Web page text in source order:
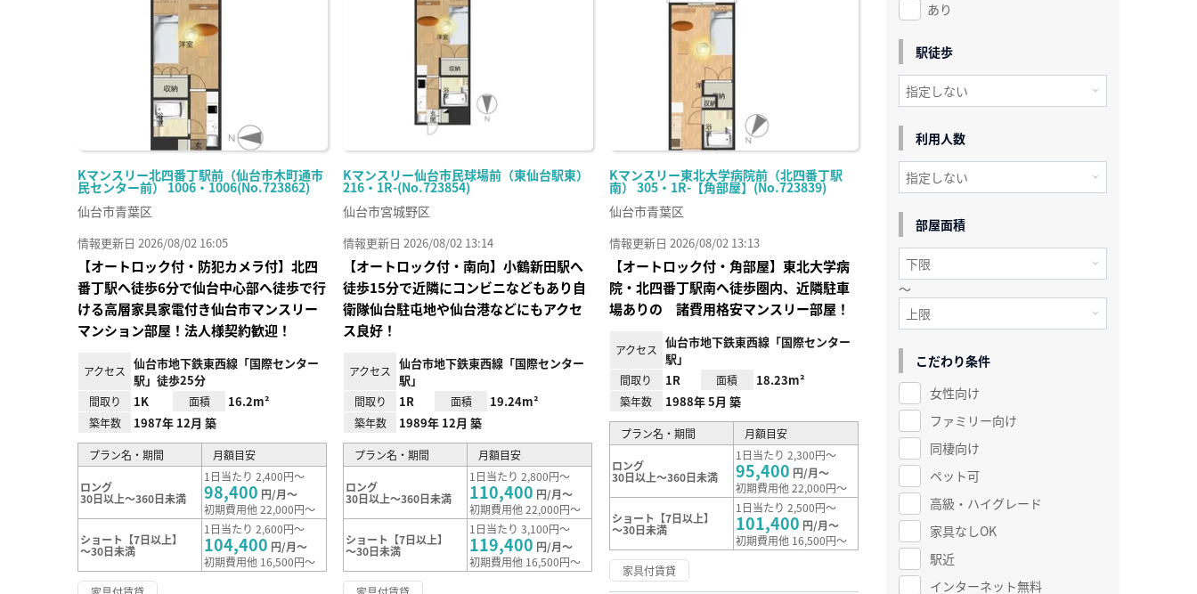
Kマンスリー北四番丁駅前（仙台市木町通市
民センター前） 1006・1006(No.723862)
仙台市青葉区
情報更新日 2026/08/02 16:05
【オートロック付・防犯カメラ付】北四
番丁駅へ徒歩6分で仙台中心部へ徒歩で行
ける高層家具家電付き仙台市マンスリー
マンション部屋！法人様契約歓迎！
アクセス
仙台市地下鉄東西線「国際センター
駅」徒歩25分
間取り 1K 面積 16.2m²
築年数 1987年 12月 築
プラン名・期間 月額目安
ロング
30日以上～360日未満
1日当たり 2,400円～
98,400 円/月～
初期費用他 22,000円～
ショート【7日以上】
～30日未満
1日当たり 2,600円～
104,400 円/月～
初期費用他 16,500円～
Kマンスリー仙台市民球場前（東仙台駅東）
216・1R-(No.723854)
仙台市宮城野区
情報更新日 2026/08/02 13:14
【オートロック付・南向】小鶴新田駅へ
徒歩15分で近隣にコンビニなどもあり自
衛隊仙台駐屯地や仙台港などにもアクセ
ス良好！
アクセス
仙台市地下鉄東西線「国際センター
駅」
間取り 1R 面積 19.24m²
築年数 1989年 12月 築
プラン名・期間 月額目安
ロング
30日以上～360日未満
1日当たり 2,800円～
110,400 円/月～
初期費用他 22,000円～
ショート【7日以上】
～30日未満
1日当たり 3,100円～
119,400 円/月～
初期費用他 16,500円～
Kマンスリー東北大学病院前（北四番丁駅
南） 305・1R-【角部屋】(No.723839)
仙台市青葉区
情報更新日 2026/08/02 13:13
【オートロック付・角部屋】東北大学病
院・北四番丁駅南へ徒歩圏内、近隣駐車
場ありの 諸費用格安マンスリー部屋！
アクセス
仙台市地下鉄東西線「国際センター
駅」
間取り 1R 面積 18.23m²
築年数 1988年 5月 築
プラン名・期間 月額目安
ロング
30日以上～360日未満
1日当たり 2,300円～
95,400 円/月～
初期費用他 22,000円～
ショート【7日以上】
～30日未満
1日当たり 2,500円～
101,400 円/月～
初期費用他 16,500円～
家具付賃貸
あり
駅徒歩
利用人数
部屋面積
～
こだわり条件
女性向け
ファミリー向け
同棲向け
ペット可
高級・ハイグレード
家具なしOK
駅近
インターネット無料